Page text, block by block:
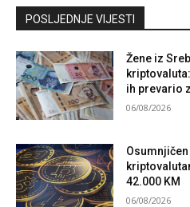
Kontaktirajte nas
POSLJEDNJE VIJESTI
Žene iz
ih prevario
06/08/2026
42.000 KM
06/08/2026